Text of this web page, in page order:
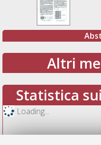
Altri
Statistica
Loading...